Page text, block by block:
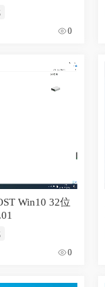
0
Win10 32位
0